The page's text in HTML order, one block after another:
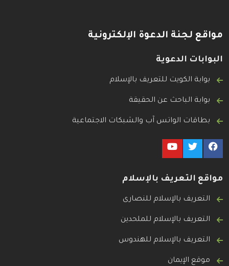
مواقع لجنة الدعوة الإلكترونية
البوابات الدعوية
بوابة الكويت للتعريف بالإسلام
بوابة الباحث عن الحقيقة
بطاقات الواتس آب والشبكات الاجتماعية
مواقع التعريف بالإسلام
التعريف بالإسلام للنصارى
التعريف بالإسلام للملحدين
التعريف بالإسلام للهندوس
موقع الإيمان